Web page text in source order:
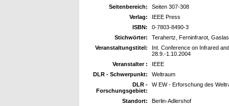
Seitenbereich:
Seiten 307-308
Verlag:
IEEE Press
ISBN:
0-7803-8490-3
Stichwörter:
Terahertz, Ferninfrarot,
Veranstaltungstitel:
Int. Conference on Infrared
28.9.-1.10.2004
Veranstalter :
IEEE
DLR - Schwerpunkt:
Weltraum
DLR -
Forschungsgebiet:
W EW - Erforschung des
Standort:
Berlin-Adlershof